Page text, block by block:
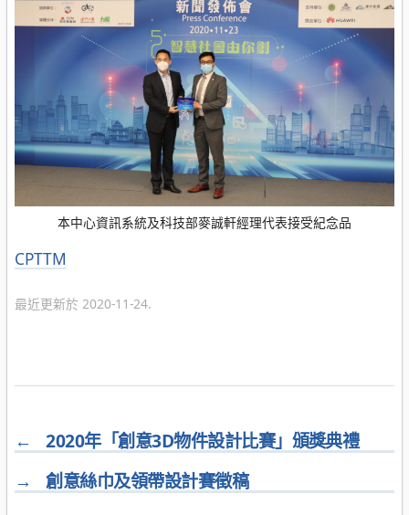
本中心資訊系統及科技部麥誠軒經理代表接受紀念品
分
CPTTM
最近更新於 2020-11-24.
←
2020年「創意3D物件設計比賽」頒獎典禮
→
創意絲巾及領帶設計賽徵稿